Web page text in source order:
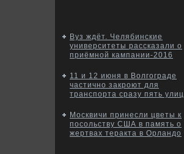
Вуз ждёт. Челябинские
университеты рассказали о
приёмной кампании-2016
11 и 12 июня в Волгограде
частично закроют для
транспорта сразу пять улиц
Москвичи принесли цветы к
посольству США в память о
жертвах теракта в Орландо